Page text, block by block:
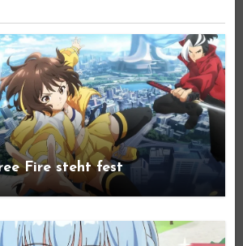
Fire steht fest